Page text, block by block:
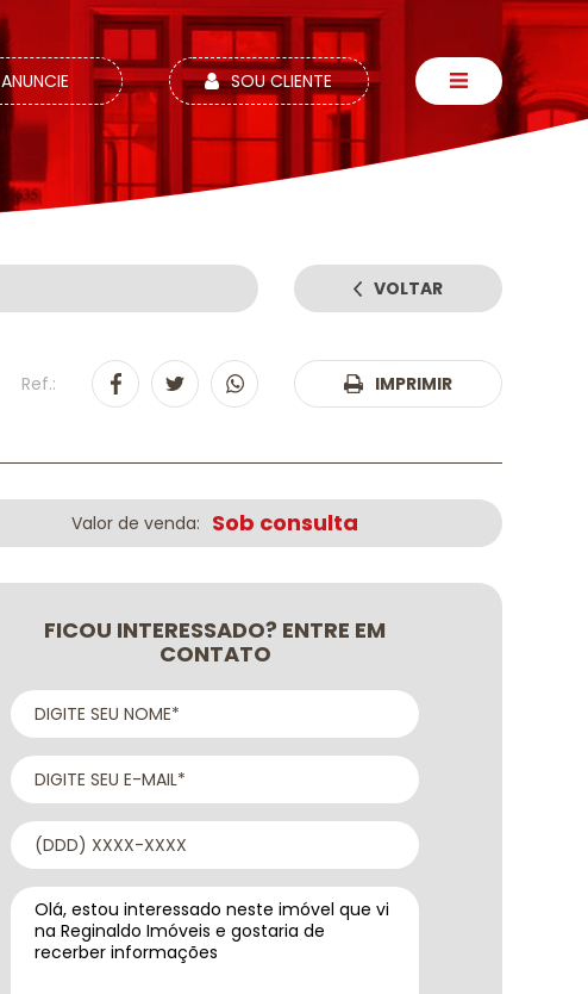
ANUNCIE SOU CLIENTE
VOLTAR
Ref.:
IMPRIMIR
Valor de venda: Sob consulta
FICOU INTERESSADO? ENTRE EM
CONTATO